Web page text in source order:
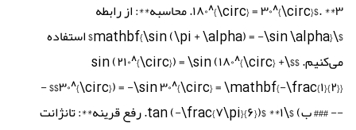
۱۸۰^{\circ} = ۳۰^{\circ}$. **۳. محاسبه**: از رابطه
$\mathbf{\sin (\pi + \alpha) = -\sin \alpha}$ استفاده
می‌کنیم. $$\sin (۲۱۰^{\circ}) = \sin (۱۸۰^{\circ} +
۳۰^{\circ}) = -\sin ۳۰^{\circ} = \mathbf{-\frac{۱}{۲}}$$ -
-- ### ب) $\tan (-\frac{۷\pi}{۶})$ **۱. رفع قرینه**: تانژانت